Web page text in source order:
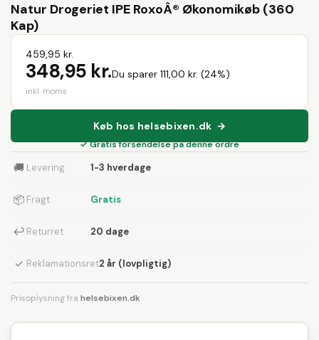
Natur Drogeriet IPE RoxoÂ® Økonomikøb (360
Kap)
459,95 kr.
348,95 kr.Du sparer 111,00 kr. (24%)
inkl. moms
Køb hos helsebixen.dk →
✓ Gratis forsendelse på denne ordre
🚚 Levering 1-3 hverdage
📦 Fragt Gratis
↩ Returret 20 dage
✓ Reklamationsret2 år (lovpligtig)
Prisoplysning fra helsebixen.dk